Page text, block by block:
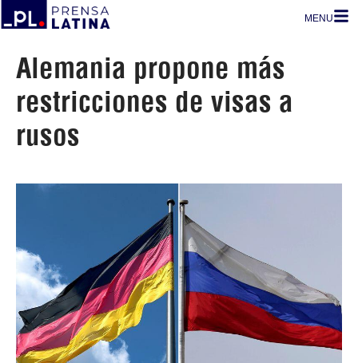
MENU
Alemania propone más
restricciones de visas a
rusos